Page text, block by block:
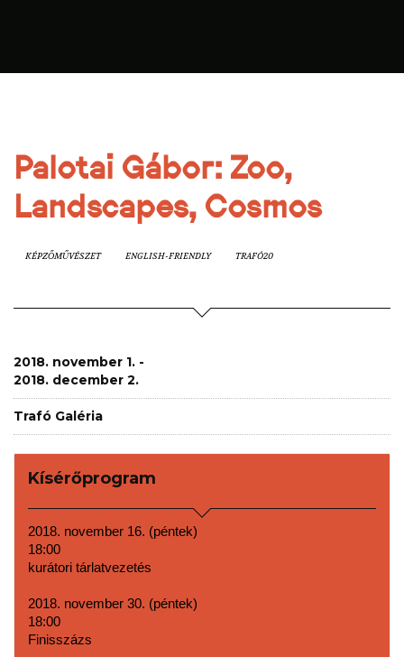
Palotai Gábor: Zoo,
Landscapes, Cosmos
KÉPZŐMŰVÉSZET ENGLISH-FRIENDLY TRAFÓ20
2018. november 1. -
2018. december 2.
Trafó Galéria
Kísérőprogram
2018. november 16. (péntek)
18:00
kurátori tárlatvezetés
2018. november 30. (péntek)
18:00
Finisszázs